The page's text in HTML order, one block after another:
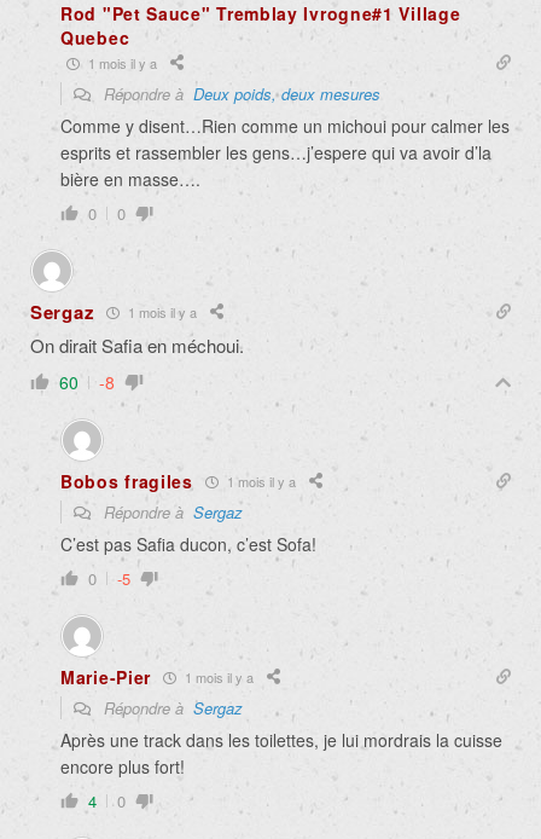
Rod "Pet Sauce" Tremblay Ivrogne#1 Village
Quebec
1 mois il y a
Répondre à Deux poids, deux mesures
Comme y disent…Rien comme un michoui pour calmer les
esprits et rassembler les gens…j’espere qui va avoir d’la
bière en masse….
0 0
Sergaz 1 mois il y a
On dirait Safia en méchoui.
60 -8
Bobos fragiles 1 mois il y a
Répondre à Sergaz
C’est pas Safia ducon, c’est Sofa!
0 -5
Marie-Pier 1 mois il y a
Répondre à Sergaz
Après une track dans les toilettes, je lui mordrais la cuisse
encore plus fort!
4 0